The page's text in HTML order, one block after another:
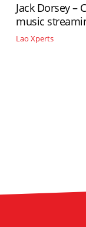
Jack Dorsey –
music
Lao Xperts